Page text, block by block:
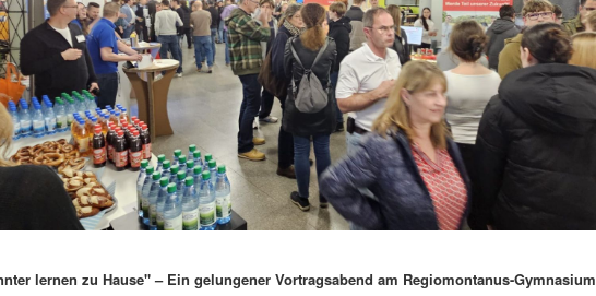
lernen zu Hause" – Ein gelungener Vortragsabend am Regiomontanus-Gymnasium